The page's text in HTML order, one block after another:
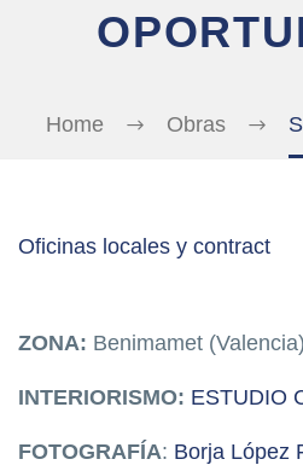
Home Obras
Oficinas locales y contract
ZONA: Benimamet (Valencia)
INTERIORISMO: ESTUDIO
FOTOGRAFÍA: Borja López